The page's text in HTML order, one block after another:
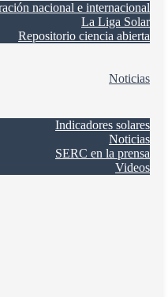
nacional e internacional
La Liga Solar
Repositorio ciencia abierta
Noticias
Indicadores solares
Noticias
SERC en la prensa
Videos